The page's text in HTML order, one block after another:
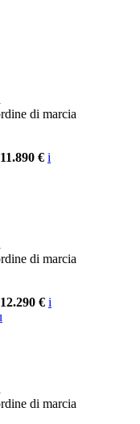
di marcia
€ i
di marcia
€ i
di marcia